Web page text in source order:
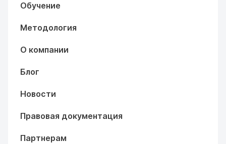
Обучение
Методология
О компании
Блог
Новости
Правовая документация
Партнерам